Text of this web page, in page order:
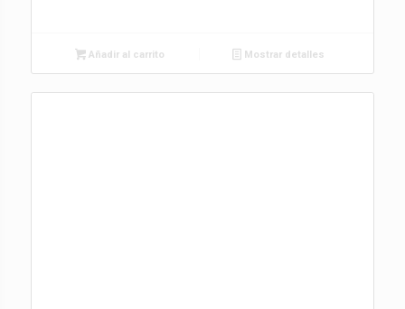
Añadir al carrito Mostrar detalles